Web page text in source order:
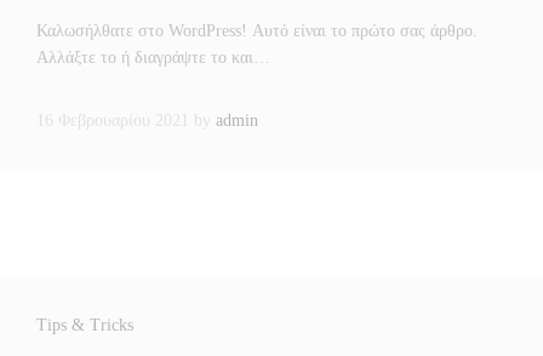
Καλωσήλθατε στο WordPress! Αυτό είναι το πρώτο σας άρθρο.
Αλλάξτε το ή διαγράψτε το και…
16 Φεβρουαρίου 2021 by admin
Tips & Tricks